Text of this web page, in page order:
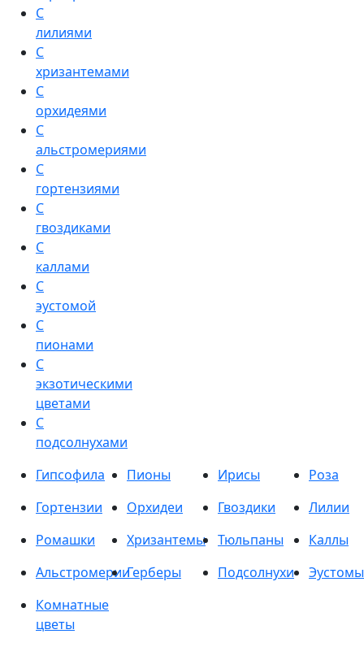
С
лилиями
С
хризантемами
С
орхидеями
С
альстромериями
С
гортензиями
С
гвоздиками
С
каллами
С
эустомой
С
пионами
С
экзотическими
цветами
С
подсолнухами
Гипсофила
Пионы Ирисы
Роза
Гортензии
Орхидеи Гвоздики
Лилии
Ромашки
Хризантемы Тюльпаны
Каллы
АльстромерииГерберы Подсолнухи
Эустомы
Комнатные
цветы